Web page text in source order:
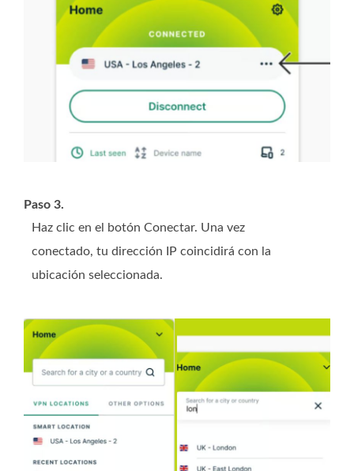
Paso 3.
Haz clic en el botón Conectar. Una vez
conectado, tu dirección IP coincidirá con la
ubicación seleccionada.